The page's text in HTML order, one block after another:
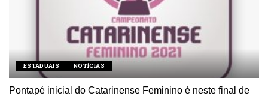
ESTADUAIS NOTÍCIAS
Pontapé inicial do Catarinense Feminino é neste final de